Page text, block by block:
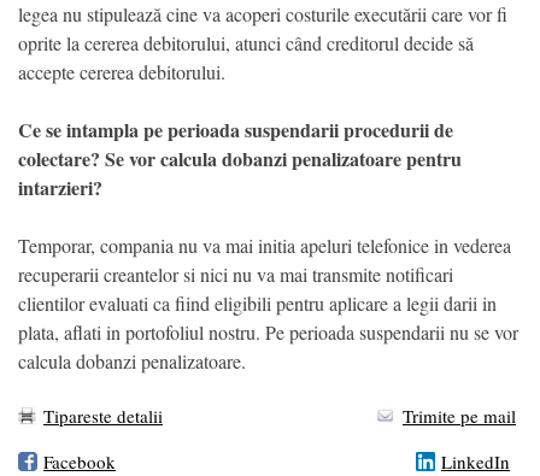
legea nu stipulează cine va acoperi costurile executării care vor fi
oprite la cererea debitorului, atunci când creditorul decide să
accepte cererea debitorului.
Ce se intampla pe perioada suspendarii procedurii de
colectare? Se vor calcula dobanzi penalizatoare pentru
intarzieri?
Temporar, compania nu va mai initia apeluri telefonice in vederea
recuperarii creantelor si nici nu va mai transmite notificari
clientilor evaluati ca fiind eligibili pentru aplicare a legii darii in
plata, aflati in portofoliul nostru. Pe perioada suspendarii nu se vor
calcula dobanzi penalizatoare.
Tipareste detalii
Trimite pe mail
Facebook
LinkedIn